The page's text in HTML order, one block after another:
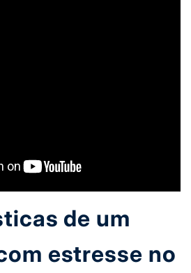
de um
estresse no